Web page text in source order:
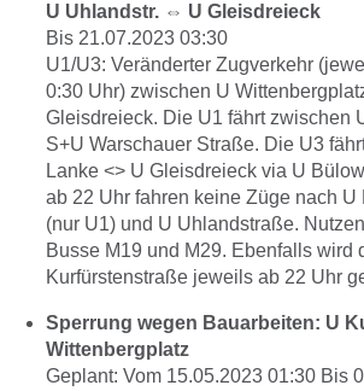
U Uhlandstr. ⇔ U Gleisdreieck
Bis 21.07.2023 03:30
U1/U3: Veränderter Zugverkehr
0:30 Uhr) zwischen U
Gleisdreieck. Die U1 fährt zwischen
S+U Warschauer Straße. Die U3
Lanke <> U Gleisdreieck via U
ab 22 Uhr fahren keine Züge nach U
(nur U1) und U Uhlandstraße.
Busse M19 und M29. Ebenfalls wird
Kurfürstenstraße jeweils ab 22 Uhr
Sperrung wegen Bauarbeiten: U
Wittenbergplatz
Geplant: Vom 15.05.2023 01:30 Bis